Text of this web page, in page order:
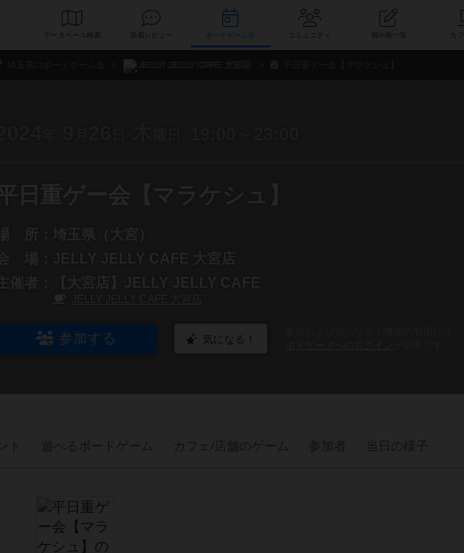
データベース 新着レビュー コミュニティ
平日重ゲー会【マラケシュ】
場 所：
埼玉県（大宮）
会 場：
JELLY JELLY CAFE 大宮店
主催者：
【大宮店】JELLY JELLY CAFE
参加する 気になる！